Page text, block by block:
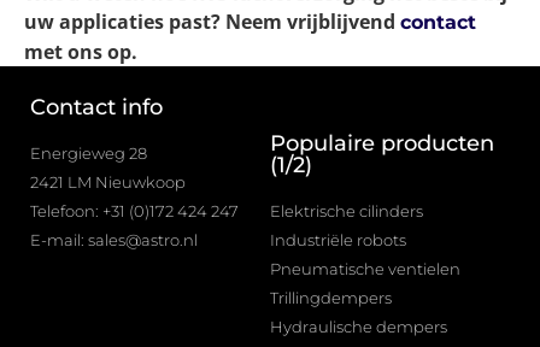
uw applicaties past? Neem vrijblijvend contact
met ons op.
Contact info
Energieweg 28
2421 LM Nieuwkoop
Telefoon: +31 (0)172 424 247
E-mail: sales@astro.nl
Populaire producten
(1/2)
Elektrische cilinders
Industriële robots
Pneumatische ventielen
Trillingdempers
Hydraulische dempers